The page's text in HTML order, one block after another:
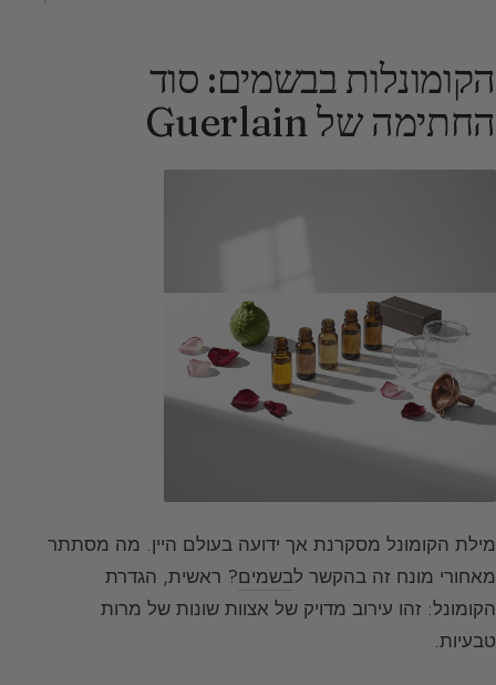
הקומונלות בבשמים: סוד
החתימה של Guerlain
מילת הקומונל מסקרנת אך ידועה בעולם היין. מה מסתתר
מאחורי מונח זה בהקשר לבשמים? ראשית, הגדרת
הקומונל: זהו עירוב מדויק של אצוות שונות של מרות
טבעיות.